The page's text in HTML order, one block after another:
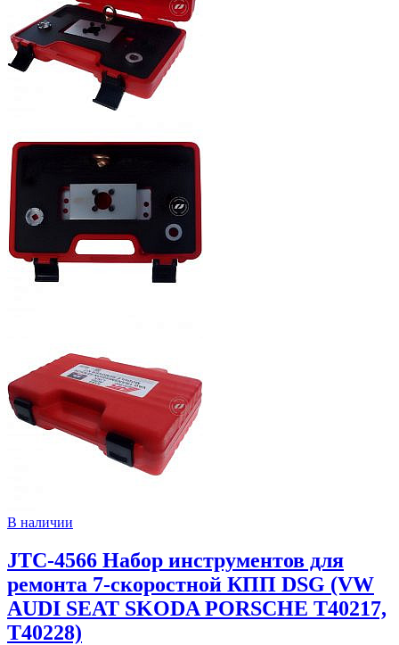
В наличии
JTC-4566 Набор инструментов для
ремонта 7-скоростной КПП DSG (VW
AUDI SEAT SKODA PORSCHE T40217,
T40228)